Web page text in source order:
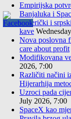
Empirijska
Banjaluka i
Američki i
kave
Nova poslovna
care about profit
Modifikovana
2026, 7:00
Različiti načini
Hijerarhija
Uzroci pada
July 2026, 7:00
SpaceX kao